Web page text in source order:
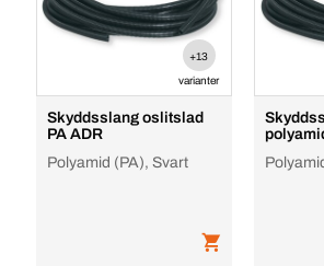
+13
varianter
Skyddsslang oslitslad
PA ADR
Polyamid (PA), Svart